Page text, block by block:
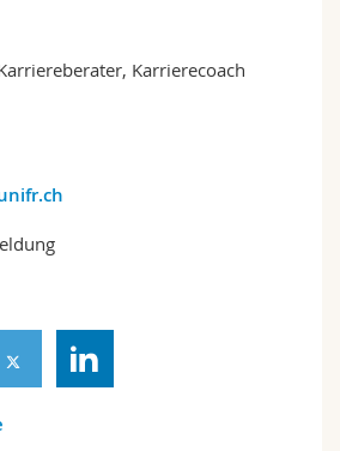
Karrierecoach